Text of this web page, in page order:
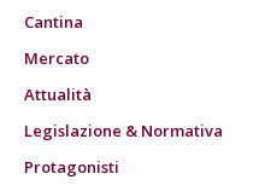
Cantina
Mercato
Attualità
Legislazione & Normativa
Protagonisti